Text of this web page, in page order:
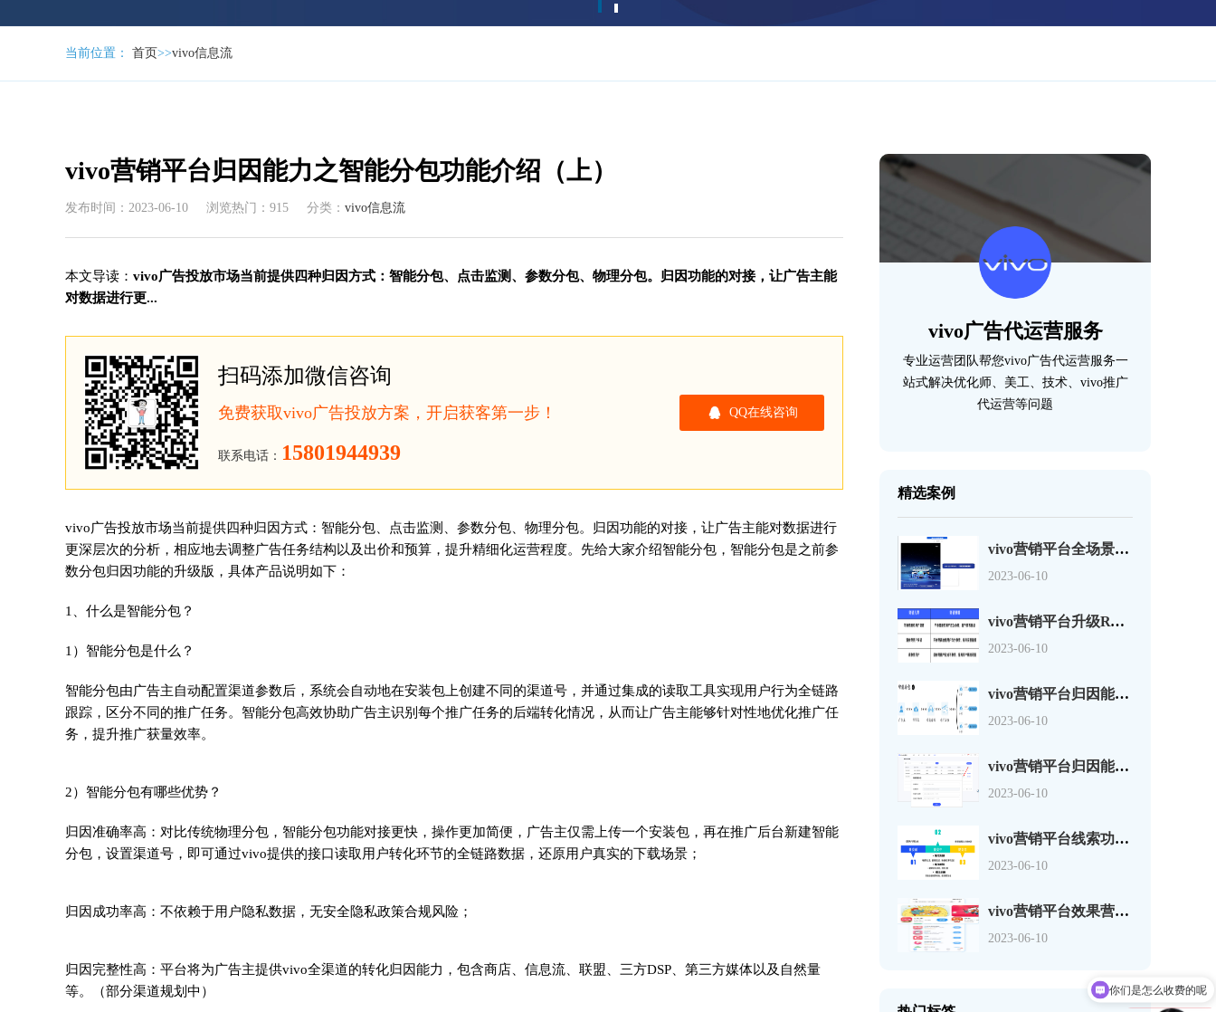
当前位置： 首页>>vivo信息流
vivo营销平台归因能力之智能分包功能介绍（上）
发布时间：2023-06-10 浏览热门：915 分类： vivo信息流
本文导读： vivo广告投放市场当前提供四种归因方式：智能分包、点击监测、参数分包、物理分包。归因功能的对接，让广告主能
对数据进行更...
扫码添加微信咨询
免费获取vivo广告投放方案，开启获客第一步！
联系电话： 15801944939
QQ在线咨询
vivo广告投放市场当前提供四种归因方式：智能分包、点击监测、参数分包、物理分包。归因功能的对接，让广告主能对数据进行
更深层次的分析，相应地去调整广告任务结构以及出价和预算，提升精细化运营程度。先给大家介绍智能分包，智能分包是之前参
数分包归因功能的升级版，具体产品说明如下：
1、什么是智能分包？
1）智能分包是什么？
智能分包由广告主自动配置渠道参数后，系统会自动地在安装包上创建不同的渠道号，并通过集成的读取工具实现用户行为全链路
跟踪，区分不同的推广任务。智能分包高效协助广告主识别每个推广任务的后端转化情况，从而让广告主能够针对性地优化推广任
务，提升推广获量效率。
2）智能分包有哪些优势？
归因准确率高：对比传统物理分包，智能分包功能对接更快，操作更加简便，广告主仅需上传一个安装包，再在推广后台新建智能
分包，设置渠道号，即可通过vivo提供的接口读取用户转化环节的全链路数据，还原用户真实的下载场景；
归因成功率高：不依赖于用户隐私数据，无安全隐私政策合规风险；
归因完整性高：平台将为广告主提供vivo全渠道的转化归因能力，包含商店、信息流、联盟、三方DSP、第三方媒体以及自然量
等。（部分渠道规划中）
vivo广告代运营服务
专业运营团队帮您vivo广告代运营服务一
站式解决优化师、美工、技术、vivo推广
代运营等问题
精选案例
vivo营销平台全场景预约功能介绍
2023-06-10
vivo营销平台升级RTA突破能力及产品玩法介绍
2023-06-10
vivo营销平台归因能力之智能分包功能介绍（上）
2023-06-10
vivo营销平台归因能力之智能分包功能介绍（下）
2023-06-10
vivo营销平台线索功能矩阵全新升级
2023-06-10
vivo营销平台效果营销产品有哪些升级（上）
2023-06-10
你们是怎么收费的呢